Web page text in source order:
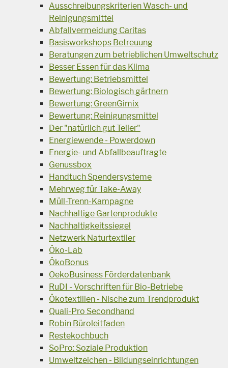
Ausschreibungskriterien Wasch- und
Reinigungsmittel
Abfallvermeidung Caritas
Basisworkshops Betreuung
Beratungen zum betrieblichen Umweltschutz
Besser Essen für das Klima
Bewertung: Betriebsmittel
Bewertung: Biologisch gärtnern
Bewertung: GreenGimix
Bewertung: Reinigungsmittel
Der "natürlich gut Teller"
Energiewende - Powerdown
Energie- und Abfallbeauftragte
Genussbox
Handtuch Spendersysteme
Mehrweg für Take-Away
Müll-Trenn-Kampagne
Nachhaltige Gartenprodukte
Nachhaltigkeitssiegel
Netzwerk Naturtextiler
Öko-Lab
ÖkoBonus
OekoBusiness Förderdatenbank
RuDI - Vorschriften für Bio-Betriebe
Ökotextilien - Nische zum Trendprodukt
Quali-Pro Secondhand
Robin Büroleitfaden
Restekochbuch
SoPro: Soziale Produktion
Umweltzeichen - Bildungseinrichtungen